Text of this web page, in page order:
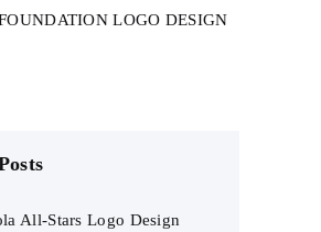
LOGO DESIGN
All-Stars Logo Design